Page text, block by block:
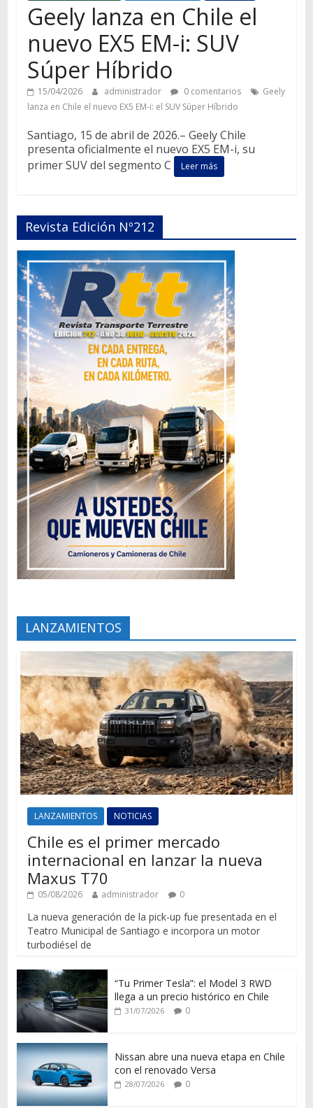
Geely lanza en Chile el
nuevo EX5 EM-i: SUV
Súper Híbrido
15/04/2026 administrador 0 comentarios
Geely
lanza en Chile el nuevo EX5 EM-i: el SUV Súper Híbrido
Santiago, 15 de abril de 2026.– Geely Chile
presenta oficialmente el nuevo EX5 EM-i, su
primer SUV del segmento C
Leer más
Revista Edición Nº212
LANZAMIENTOS
LANZAMIENTOS NOTICIAS
Chile es el primer mercado
internacional en lanzar la nueva
Maxus T70
05/08/2026 administrador 0
La nueva generación de la pick-up fue presentada en el
Teatro Municipal de Santiago e incorpora un motor
turbodiésel de
“Tu Primer Tesla”: el Model 3 RWD
llega a un precio histórico en Chile
31/07/2026 0
Nissan abre una nueva etapa en Chile
con el renovado Versa
28/07/2026 0